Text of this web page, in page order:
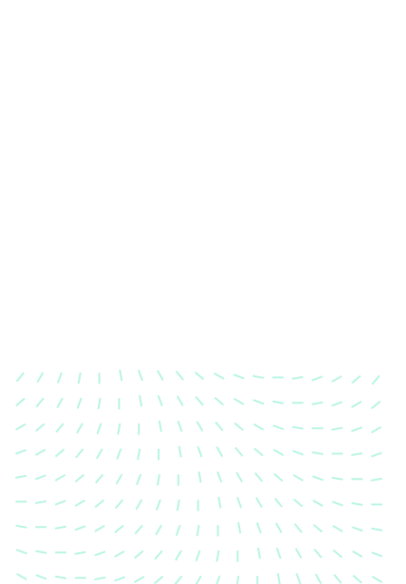
Karosserievermessung
Unsere exakte Karosserievermessung stellt sicher,
dass Ihre Fahrzeugkarosserie nach einem Unfall
wieder in ihren ursprünglichen Zustand gebracht
wird.